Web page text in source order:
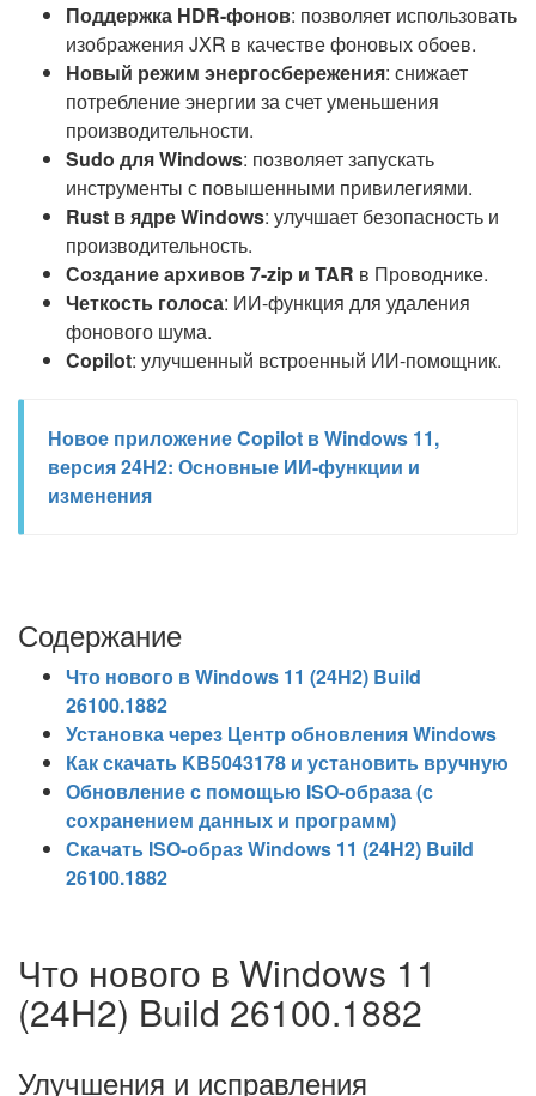
Поддержка HDR-фонов: позволяет использовать
изображения JXR в качестве фоновых обоев.
Новый режим энергосбережения: снижает
потребление энергии за счет уменьшения
производительности.
Sudo для Windows: позволяет запускать
инструменты с повышенными привилегиями.
Rust в ядре Windows: улучшает безопасность и
производительность.
Создание архивов 7-zip и TAR в Проводнике.
Четкость голоса: ИИ-функция для удаления
фонового шума.
Copilot: улучшенный встроенный ИИ-помощник.
Новое приложение Copilot в Windows 11,
версия 24H2: Основные ИИ-функции и
изменения
Содержание
Что нового в Windows 11 (24H2) Build
26100.1882
Установка через Центр обновления Windows
Как скачать KB5043178 и установить вручную
Обновление с помощью ISO-образа (с
сохранением данных и программ)
Скачать ISO-образ Windows 11 (24H2) Build
26100.1882
Что нового в Windows 11
(24H2) Build 26100.1882
Улучшения и исправления